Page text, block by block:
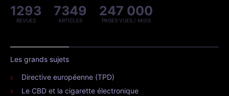
1293
REVUES
7349
ARTICLES
247 000
PAGES VUES / MOIS
Les grands sujets
Directive européenne (TPD)
Le CBD et la cigarette électronique